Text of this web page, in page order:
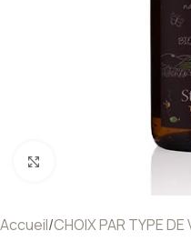
Click to enlarge
Accueil/CHOIX PAR TYPE DE